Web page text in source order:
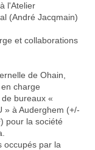
l'Atelier
(André Jacqmain)
et collaborations
de Ohain,
charge
bureaux «
» à Auderghem (+/-
pour la société
occupés par la